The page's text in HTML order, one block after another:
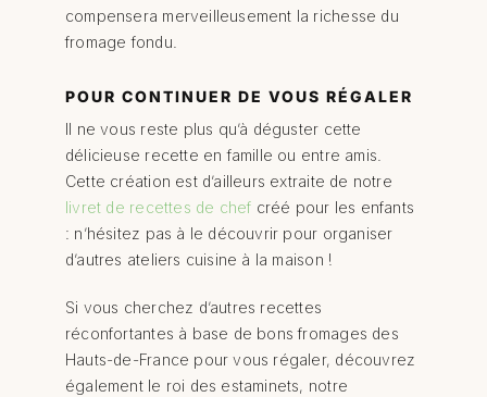
compensera merveilleusement la richesse du
fromage fondu.
POUR CONTINUER DE VOUS RÉGALER
Il ne vous reste plus qu’à déguster cette
délicieuse recette en famille ou entre amis.
Cette création est d’ailleurs extraite de notre
livret de recettes de chef créé pour les enfants
: n’hésitez pas à le découvrir pour organiser
d’autres ateliers cuisine à la maison !
Si vous cherchez d’autres recettes
réconfortantes à base de bons fromages des
Hauts-de-France pour vous régaler, découvrez
également le roi des estaminets, notre